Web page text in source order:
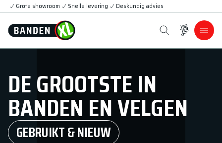
Grote showroom Snelle levering Deskundig advies
DE GROOTSTE IN
BANDEN EN VELGEN
GEBRUIKT & NIEUW